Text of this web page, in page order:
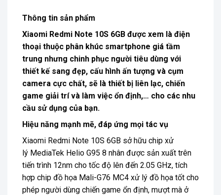
Thông tin sản phẩm
Xiaomi Redmi Note 10S 6GB được xem là điện
thoại thuộc phân khúc smartphone giá tầm
trung nhưng chinh phục người tiêu dùng với
thiết kế sang đẹp, cấu hình ấn tượng và cụm
camera cực chất, sẽ là thiết bị liên lạc, chiến
game giải trí và làm việc ổn định,… cho các nhu
cầu sử dụng của bạn.
Hiệu năng mạnh mẽ, đáp ứng mọi tác vụ
Xiaomi Redmi Note 10S 6GB sở hữu chip xử
lý MediaTek Helio G95 8 nhân được sản xuất trên
tiến trình 12nm cho tốc độ lên đến 2.05 GHz, tích
hợp chip đồ họa Mali-G76 MC4 xử lý đồ họa tốt cho
phép người dùng chiến game ổn định, mượt mà ở